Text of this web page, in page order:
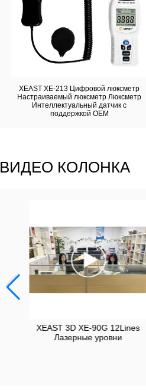
XEAST XE-213 Цифровой люксметр
Настраиваемый люксметр Люксметр
Интеллектуальный датчик с
поддержкой OEM
ВИДЕО КОЛОНКА
XEAST 3D XE-90G 12Lines
Лазерные уровни